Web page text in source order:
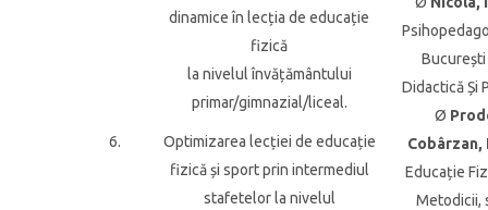
București
Didactică Și
Ø
Cobârzan,
Educație
Metodicii,
dinamice în lecția de educație
fizică
la nivelul învățământului
primar/gimnazial/liceal.
6.
Optimizarea lecției de educație
fizică și sport prin intermediul
stafetelor la nivelul